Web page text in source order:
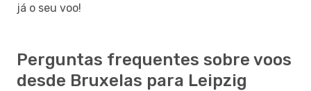
já o seu voo!
Perguntas frequentes sobre voos
desde Bruxelas para Leipzig